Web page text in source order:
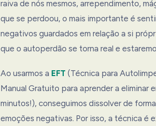
raiva de nós mesmos, arrependimento,
que se perdoou, o mais importante é
negativos guardados em relação a si
que o autoperdão se torna real e
Ao usarmos a EFT (Técnica para
Manual Gratuito para aprender a eliminar
minutos!), conseguimos dissolver de
emoções negativas. Por isso, a técnica é